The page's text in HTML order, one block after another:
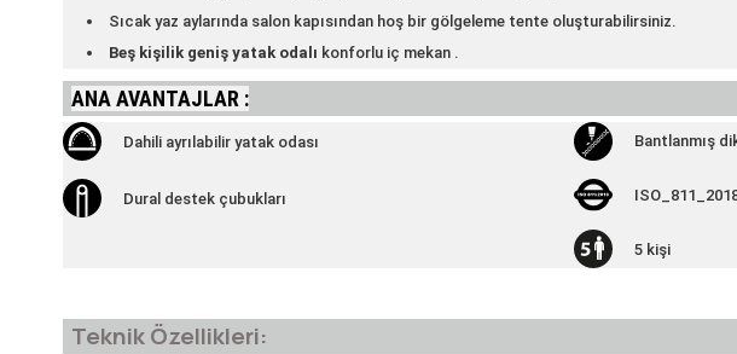
Sıcak yaz aylarında salon kapısından hoş bir gölgeleme tente oluşturabilirsiniz.
Beş kişilik geniş yatak odalı konforlu iç mekan .
ANA AVANTAJLAR :
Dahili ayrılabilir yatak odası
Dural destek çubukları
Bantlanmış
5 kişi
Teknik Özellikleri: